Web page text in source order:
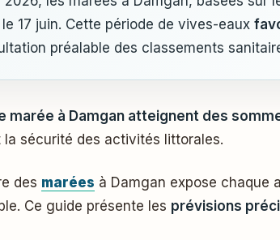
17 juin. Cette période de vives-eaux
préalable des classements
marée à Damgan atteignent des
la sécurité des activités littorales.
des marées à Damgan expose chaque
Ce guide présente les prévisions